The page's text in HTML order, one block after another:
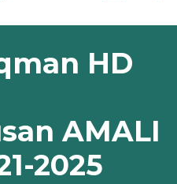
HD
AMALI
2025